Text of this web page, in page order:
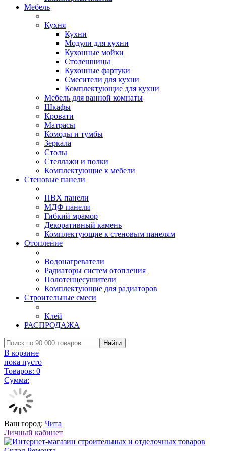
Мебель
Кухня
Кухни
Модули для кухни
Кухонные мойки
Столешницы
Кухонные фартуки
Смесители для кухни
Комплектующие для кухни
Мебель для ванной комнаты
Шкафы
Кровати
Матрасы
Комоды и тумбы
Зеркала
Столы
Стеллажи и полки
Комплектующие к мебели
Стеновые панели
ПВХ панели
МДФ панели
Гибкий мрамор
Декоративный камень
Комплектующие к стеновым панелям
Отопление
Водонагреватели
Радиаторы систем отопления
Полотенцесушители
Комплектующие для радиаторов
Строительные смеси
Клей
РАСПРОДАЖА
Найти
В корзине
пока пусто
Товаров: 0
Сумма:
Ваш город: Чита
Личный кабинет